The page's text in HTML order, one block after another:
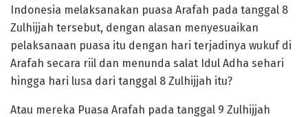
Indonesia melaksanakan puasa Arafah pada tanggal 8
Zulhijjah tersebut, dengan alasan menyesuaikan
pelaksanaan puasa itu dengan hari terjadinya wukuf di
Arafah secara riil dan menunda salat Idul Adha sehari
hingga hari lusa dari tanggal 8 Zulhijjah itu?
Atau mereka Puasa Arafah pada tanggal 9 Zulhijjah